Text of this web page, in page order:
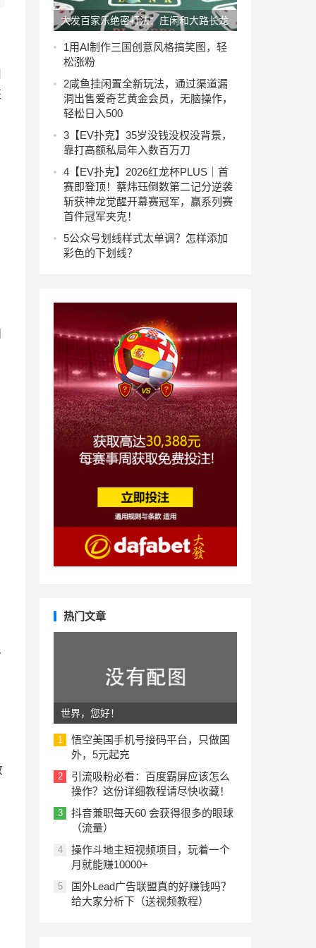
大发百家乐绝密打法：庄闲和大路长龙
趋势切入点
1用AI制作三国创意风格搞笑图，轻
松涨粉
2咸鱼挂闲置全新玩法，通过渠道漏
洞出售爱奇艺黄金会员，无脑操作，
轻松日入500
3 【EV扑克】35岁没钱没权没背景，
靠打高额私局年入数百万刀
4 【EV扑克】2026红龙杯PLUS｜首
赛即登顶！蔡炜珏倒数第二记分逆袭
斩获神龙觉醒开幕赛冠军，赢系列赛
首件冠军夹克！
5公众号划线样式太单调？怎样添加
彩色的下划线？
热门文章
世界，您好！
1
悟空美国手机号接码平台，只做国
外，5元起充
2
引流吸粉必看：百度霸屏应该怎么
操作？这份详细教程请尽快收藏！
3
抖音兼职每天60 会获得很多的眼球
（流量）
4
操作斗地主短视频项目，玩着一个
月就能赚10000+
5
国外Lead广告联盟真的好赚钱吗？
给大家分析下（送视频教程）